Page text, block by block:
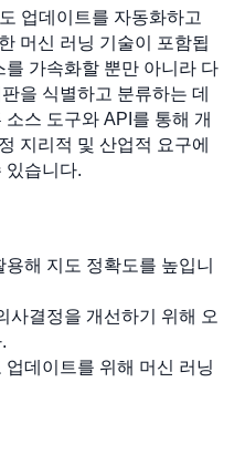
업데이트를 자동화하고
머신 러닝 기술이 포함됩
가속화할 뿐만 아니라 다
을 식별하고 분류하는 데
스 도구와 API를 통해 개
지리적 및 산업적 요구에
있습니다.
해 지도 정확도를 높입니
사결정을 개선하기 위해 오
데이트를 위해 머신 러닝